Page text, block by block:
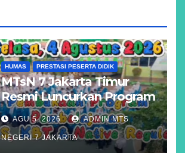
HUMAS PRESTASI PESERTA DIDIK
MTsN 7 Jakarta Timur
Resmi Luncurkan Program
Unggulan KBS, KBT, dan
Kelas Reguler Native
AGU 5, 2026 ADMIN MTS
NEGERI 7 JAKARTA